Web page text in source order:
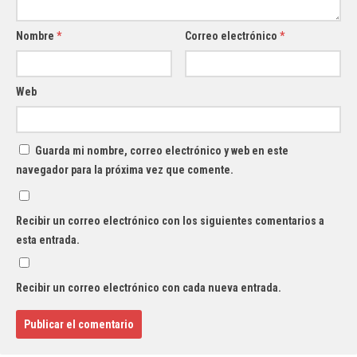
Nombre * Correo electrónico*
Web
Guarda mi nombre, correo electrónico y web en este
navegador para la próxima vez que comente.
Recibir un correo electrónico con los siguientes comentarios a
esta entrada.
Recibir un correo electrónico con cada nueva entrada.